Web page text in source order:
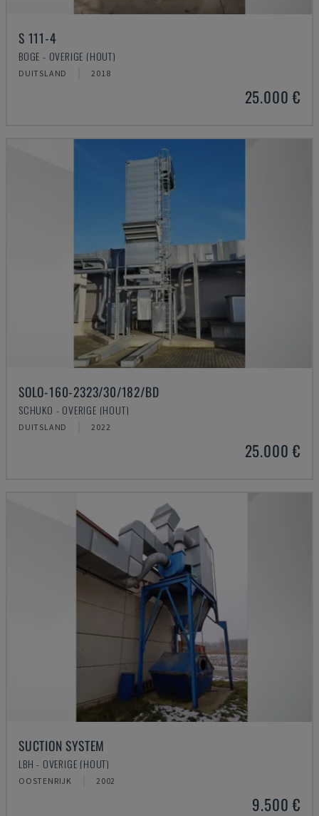
S 111-4
BOGE - OVERIGE (HOUT)
DUITSLAND 2018
25.000 €
SOLO-160-2323/30/182/BD
SCHUKO - OVERIGE (HOUT)
DUITSLAND 2022
25.000 €
SUCTION SYSTEM
LBH - OVERIGE (HOUT)
OOSTENRIJK 2002
9.500 €